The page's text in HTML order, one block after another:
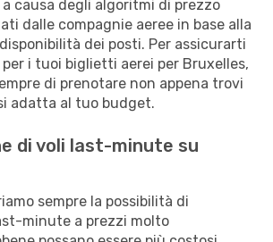
causa degli algoritmi di prezzo
dalle compagnie aeree in base alla
dei posti. Per assicurarti
i tuoi biglietti aerei per Bruxelles,
di prenotare non appena trovi
adatta al tuo budget.
di voli last-minute su
sempre la possibilità di
minute a prezzi molto